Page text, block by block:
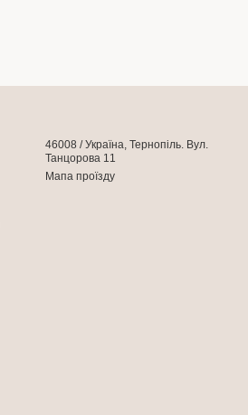
46008 / Україна, Тернопіль. Вул.
Танцорова 11
Мапа проїзду